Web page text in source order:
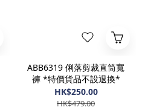
ABB6319 俐落剪裁直筒寬
褲 *特價貨品不設退換*
HK$250.00
HK$479.00